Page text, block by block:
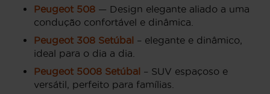
Peugeot 508 — Design elegante aliado a uma
condução confortável e dinâmica.
Peugeot 308 Setúbal – elegante e dinâmico,
ideal para o dia a dia.
Peugeot 5008 Setúbal – SUV espaçoso e
versátil, perfeito para famílias.